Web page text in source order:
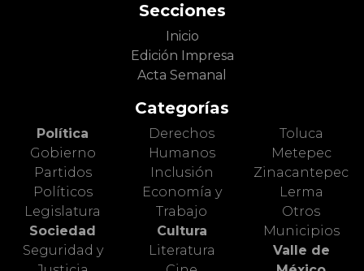
Secciones
Inicio
Edición Impresa
Acta Semanal
Categorías
Política
Gobierno
Partidos
Políticos
Legislatura
Sociedad
Seguridad y
Derechos
Humanos
Inclusión
Economía y
Trabajo
Cultura
Literatura
Toluca
Metepec
Zinacantepec
Lerma
Otros
Municipios
Valle de